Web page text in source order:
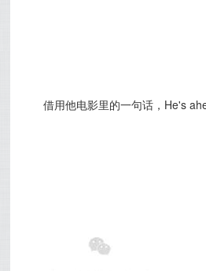
借用他电影里的一句话，He's